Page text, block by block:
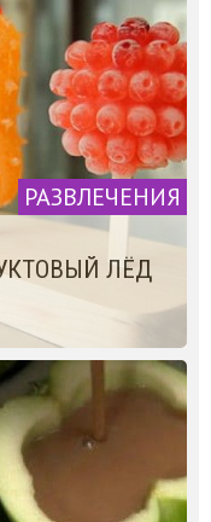
РАЗВЛЕЧЕНИЯ
ЛЁД